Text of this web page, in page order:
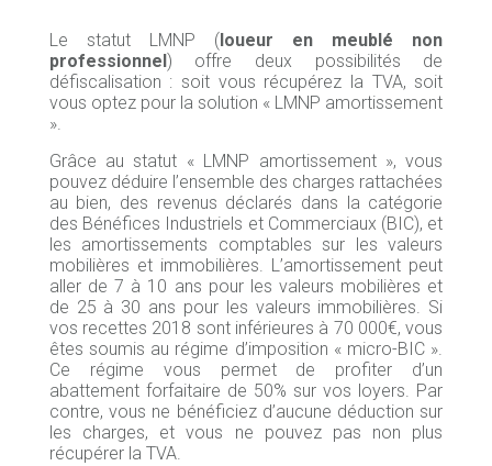
Le statut LMNP (loueur en meublé non
professionnel) offre deux possibilités de
défiscalisation : soit vous récupérez la TVA, soit
vous optez pour la solution « LMNP amortissement
».
Grâce au statut « LMNP amortissement », vous
pouvez déduire l’ensemble des charges rattachées
au bien, des revenus déclarés dans la catégorie
des Bénéfices Industriels et Commerciaux (BIC), et
les amortissements comptables sur les valeurs
mobilières et immobilières. L’amortissement peut
aller de 7 à 10 ans pour les valeurs mobilières et
de 25 à 30 ans pour les valeurs immobilières. Si
vos recettes 2018 sont inférieures à 70 000€, vous
êtes soumis au régime d’imposition « micro-BIC ».
Ce régime vous permet de profiter d’un
abattement forfaitaire de 50% sur vos loyers. Par
contre, vous ne bénéficiez d’aucune déduction sur
les charges, et vous ne pouvez pas non plus
récupérer la TVA.